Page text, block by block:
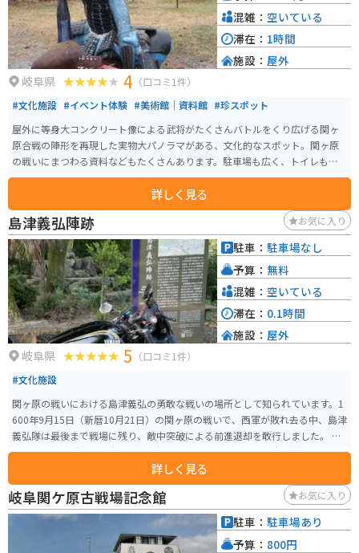
岐阜県 4 （口コミ1件）
#文化施設 #イベント体験 #美術館｜資料館 #珍スポット
屋外に等身大コンクリート像による武将がたくさんバトルをくり広げる関ヶ
原合戦の陣形を再現した実物大パノラマがある、文化的なスポット。関ヶ原
の戦いにまつわる資料などもたくさんあります。駐車場も広く、トイレもた
くさんあります。
詳しく見る
混雑： 空いている
滞在： 1時間
施設： 屋外
島津義弘陣跡 お気に入り
岐阜県 5 （口コミ1件）
#文化施設
関ヶ原の戦いにおける島津義弘の勇敢な戦いの場所として知られています。1
600年9月15日（新暦10月21日）の関ヶ原の戦いで、西軍が敗れ去る中、島津
義弘隊は最後まで戦場に残り、敵中突破による前進退却を敢行しました。 こ
の歴史的な場所は、多大な犠牲を払いながらも勇敢に戦った島津義弘とその
部隊の記憶を今に伝えています。日本の歴史の一端を感じ取ることができ、特
に歴史好きの人にはオススメの観光地となっています。
詳しく見る
駐車： 駐車場なし
予算： 無料
混雑： 空いている
滞在： 0.1時間
施設： 屋外
岐阜関ケ原古戦場記念館 お気に入り
駐車： 駐車場あり
予算： 800円